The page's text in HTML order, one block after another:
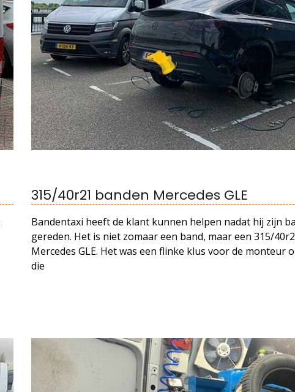
315/40r21 banden Mercedes GLE
Bandentaxi heeft de klant kunnen helpen nadat hij zijn
gereden. Het is niet zomaar een band, maar een 315/
Mercedes GLE. Het was een flinke klus voor de monteur
die